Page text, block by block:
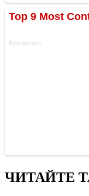
ЧИТАЙТЕ